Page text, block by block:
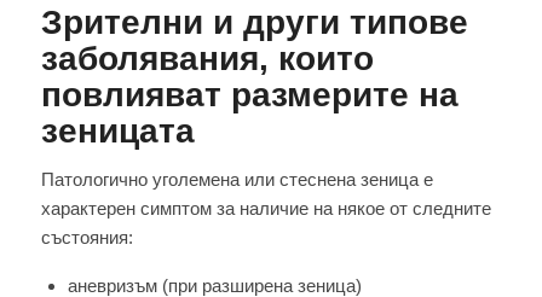
Зрителни и други типове
заболявания, които
повлияват размерите на
зеницата
Патологично уголемена или стеснена зеница е
характерен симптом за наличие на някое от следните
състояния:
аневризъм (при разширена зеница)